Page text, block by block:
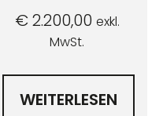
€2.200,00 exkl.
MwSt.
WEITERLESEN